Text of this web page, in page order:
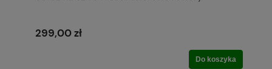
299,00 zł
Do koszyka